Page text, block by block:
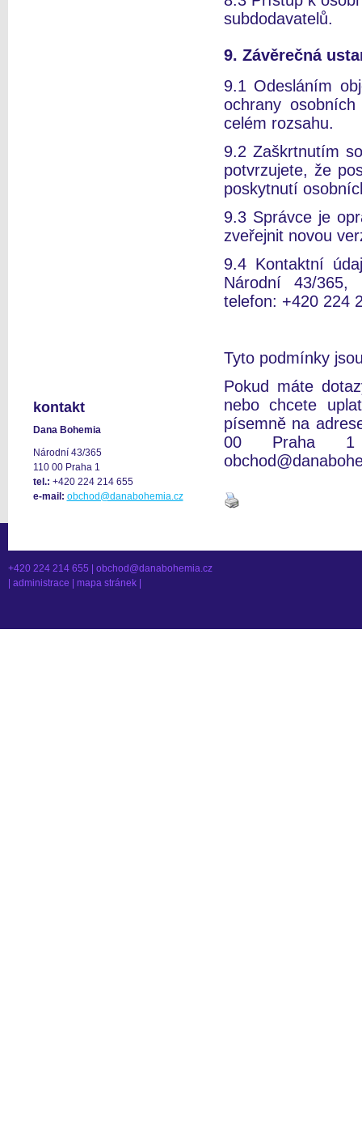
kontakt
Dana Bohemia
Národní 43/365
110 00 Praha 1
tel.: +420 224 214 655
e-mail: obchod@danabohemia.cz
subdodavatelů.
9. Závěrečná
9.1 Odesláním
ochrany
celém rozsahu.
9.2 Zaškrtnutím
potvrzujete, že
poskytnutí
9.3 Správce je
zveřejnit novou
9.4 Kontaktní
Národní 43/365,
telefon: +420 224
Tyto podmínky
Pokud máte
nebo chcete
písemně na
00 Praha 1
+420 224 214 655 | obchod@danabohemia.cz
administrace mapa stránek|